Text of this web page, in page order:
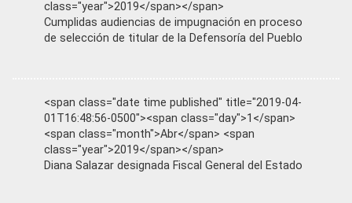
class="year">2019</span></span>
Cumplidas audiencias de impugnación en proceso
de selección de titular de la Defensoría del Pueblo
<span class="date time published" title="2019-04-
01T16:48:56-0500"><span class="day">1</span>
<span class="month">Abr</span> <span
class="year">2019</span></span>
Diana Salazar designada Fiscal General del Estado